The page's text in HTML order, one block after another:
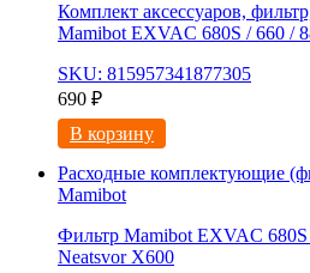
Комплект аксессуаров,
Mamibot EXVAC 680S / 660 /
SKU: 815957341877305
690 ₽
В корзину
Расходные комплектующие
Mamibot
Фильтр Mamibot EXVAC
Neatsvor X600